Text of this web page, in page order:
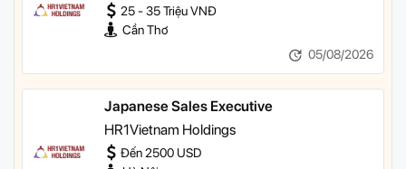
25 - 35 Triệu VNĐ
Cần Thơ
05/08/2026
Japanese Sales Executive
HR1Vietnam Holdings
Đến 2500 USD